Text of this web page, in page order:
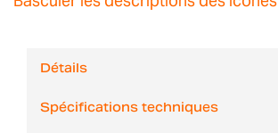
Détails
Spécifications techniques